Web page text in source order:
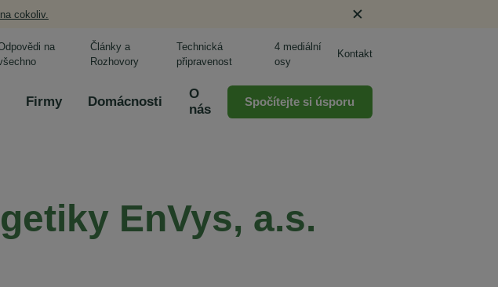
cokoliv.
na
Články a
Rozhovory
Technická
připravenost
4 mediální
osy
Kontakt
Firmy Domácnosti
O
nás
Spočítejte si úsporu
EnVys, a.s.